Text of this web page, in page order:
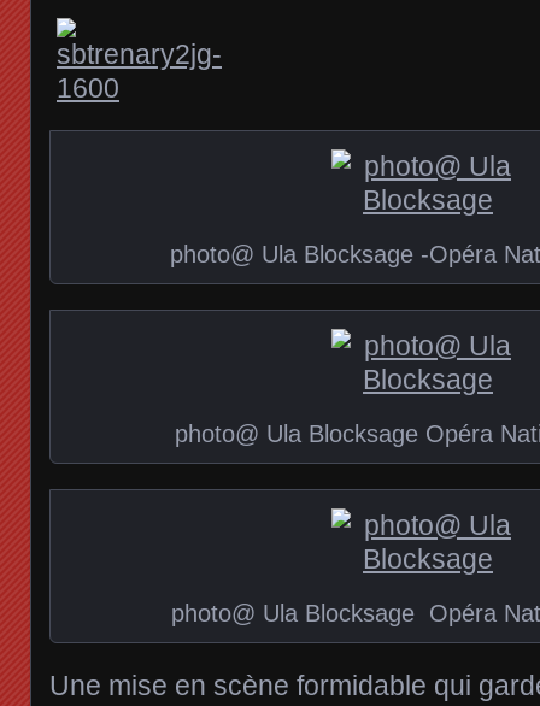
photo@ Ula Blocksage -Opéra
photo@ Ula Blocksage Opéra
photo@ Ula Blocksage Opéra
Une mise en scène formidable qui